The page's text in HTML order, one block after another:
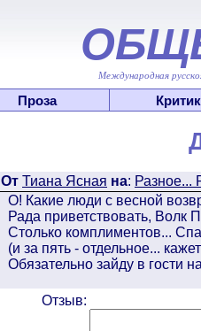
Международная
Проза
От Тиана Ясная на: Разное...
О! Какие люди с весной
Рада приветствовать, Волк
Столько комплиментов...
(и за пять - отдельное...
Обязательно зайду в гости
Отзыв: